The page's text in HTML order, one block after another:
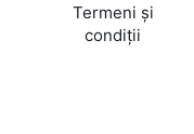
Termeni și
condiții